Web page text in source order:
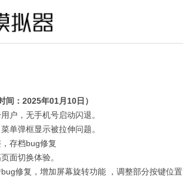
间：2025年01月10日）
户，无手机号启动闪退。
单弹框显示被拉伸问题。
存档bug修复
面切换体验。
修复，增加屏幕旋转功能 ，调整部分按键位置